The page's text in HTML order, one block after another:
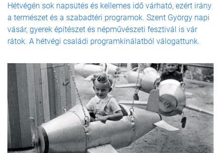
Hétvégén sok napsütés és kellemes idő várható, ezért irány
a természet és a szabadtéri programok. Szent György napi
vásár, gyerek építészet és népművészeti fesztivál is vár
rátok. A hétvégi családi programkínálatból válogattunk.